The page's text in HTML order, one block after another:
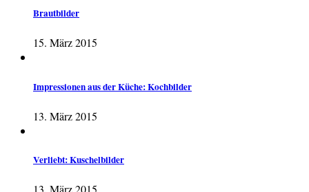
Brautbilder
15. März 2015
Impressionen aus der Küche: Kochbilder
13. März 2015
Verliebt: Kuschelbilder
13. März 2015